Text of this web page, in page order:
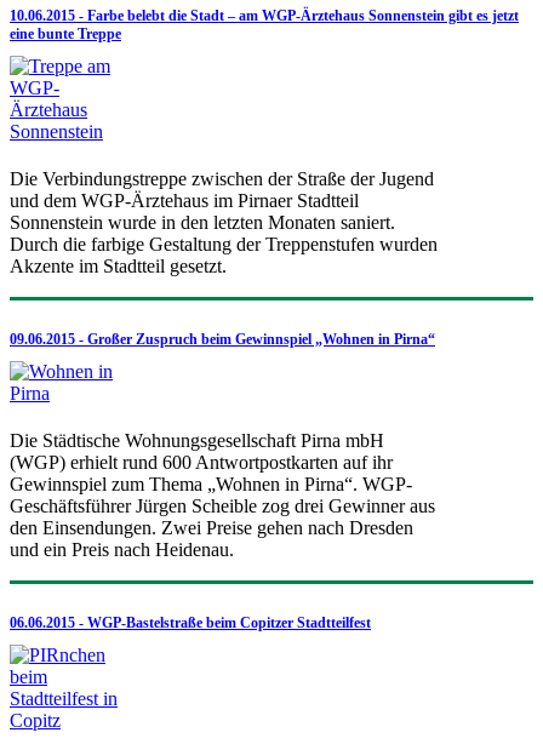
10.06.2015 - Farbe belebt die Stadt – am WGP-Ärztehaus Sonnenstein gibt es jetzt
eine bunte Treppe
Die Verbindungstreppe zwischen der Straße der Jugend
und dem WGP-Ärztehaus im Pirnaer Stadtteil
Sonnenstein wurde in den letzten Monaten saniert.
Durch die farbige Gestaltung der Treppenstufen wurden
Akzente im Stadtteil gesetzt.
09.06.2015 - Großer Zuspruch beim Gewinnspiel „Wohnen in Pirna“
Die Städtische Wohnungsgesellschaft Pirna mbH
(WGP) erhielt rund 600 Antwortpostkarten auf ihr
Gewinnspiel zum Thema „Wohnen in Pirna“. WGP-
Geschäftsführer Jürgen Scheible zog drei Gewinner aus
den Einsendungen. Zwei Preise gehen nach Dresden
und ein Preis nach Heidenau.
06.06.2015 - WGP-Bastelstraße beim Copitzer Stadtteilfest